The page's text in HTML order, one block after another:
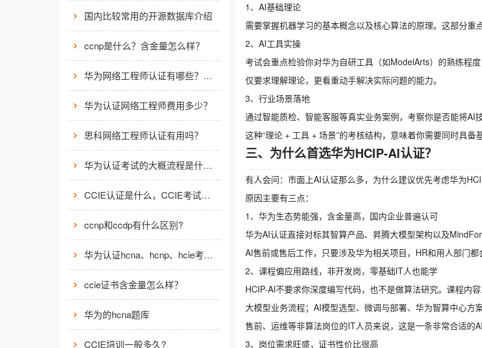
国内比较常用的开源数据库介绍
ccnp是什么？含金量怎么样？
华为网络工程师认证有哪些？值不值得考？
华为认证网络工程师费用多少？
思科网络工程师认证有用吗？
华为认证考试的大概流程是什么样的？
CCIE认证是什么，CCIE考试认证考试指南
ccnp和ccdp有什么区别?
华为认证hcna、hcnp、hcie考试费用
ccie证书含金量怎么样？
华为的hcna题库
CCIE培训一般多久?
1、AI基础理论
需要掌握机器学习的基本概念以及核心算法的原理。这部分重
2、AI工具实操
考试会重点检验你对华为自研工具（如ModelArts）的熟练程
仅要求理解理论，更看重动手解决实际问题的能力。
3、行业场景落地
通过智能质检、智能客服等真实业务案例，考察你是否能将AI
这种“理论 + 工具 + 场景”的考核结构，意味着你需要同时具备
三、为什么首选华为HCIP-AI认证？
有人会问：市面上AI认证那么多，为什么建议优先考虑华为
原因主要有三点：
1、华为生态势能强，含金量高，国内企业普遍认可
华为AI认证直接对标其智算产品、昇腾大模型架构以及
AI售前或售后工作，只要涉及华为相关项目，HR和用人部门都
2、课程偏应用路线，非开发岗，零基础IT人也能学
HCIP-AI不要求你深度编写代码，也不是做算法研究。课程内容
大模型业务流程；AI模型选型、微调与部署、华为智算中心方
售前、运维等非算法岗位的IT人员来说，这是一条非常合适的AI
3、岗位需求旺盛，证书性价比很高